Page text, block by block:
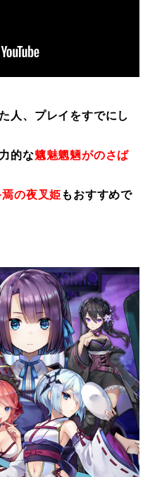
人、プレイをすでにし
的な魑魅魍魎がのさば
の夜叉姫 もおすすめで